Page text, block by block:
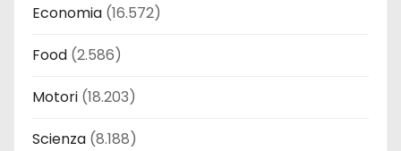
Economia (16.572)
Food (2.586)
Motori (18.203)
Scienza (8.188)